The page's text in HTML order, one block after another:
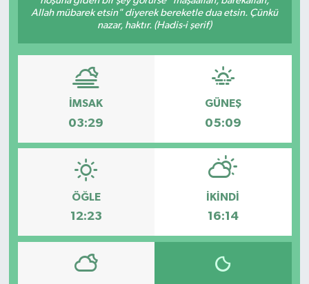
Allah mübarek etsin" diyerek bereketle dua etsin. Çünkü
nazar, haktır. (Hadis-i şerif)
İMSAK
03:29
GÜNEŞ
05:09
ÖĞLE
12:23
İKINDI
16:14